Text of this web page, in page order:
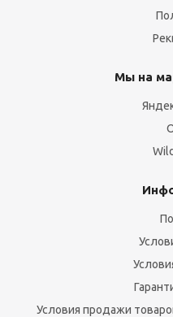
Мы на
Условия продажи